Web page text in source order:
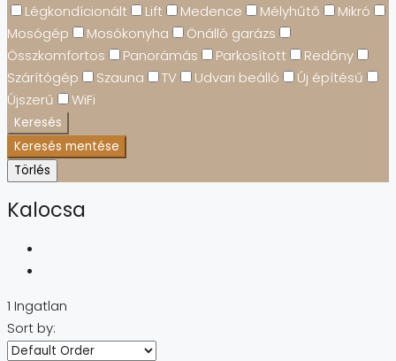
Légkondícionált
Lift Medence Mélyhűtő
Mikró
Mosógép
Mosókonyha
Önálló garázs
Összkomfortos
Panorámás Parkosított
Redőny
Szárítógép
Szauna TV Udvari beálló
Új építésű
Újszerű
WiFi
Keresés
Keresés mentése
Törlés
Kalocsa
1 Ingatlan
Sort by: